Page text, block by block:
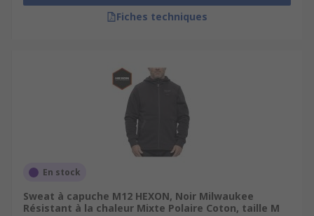
Fiches techniques
En stock
Sweat à capuche M12 HEXON, Noir Milwaukee
Résistant à la chaleur Mixte Polaire Coton, taille M